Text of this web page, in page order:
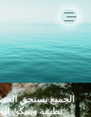
الجميع يستحق
نظيفة ويمكن